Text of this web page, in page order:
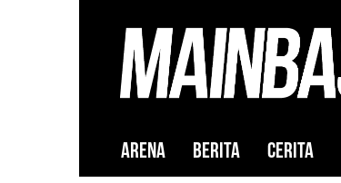
ARENA BERITA CERITA